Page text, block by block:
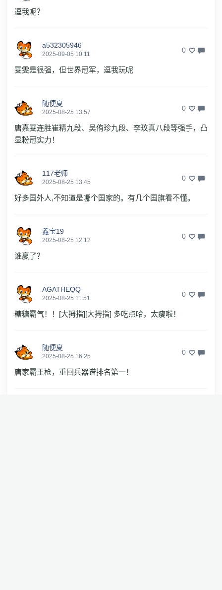
逗我呢？
a532305946
2025-09-05 10:11 0
雯雯是很强，但世界冠军，逗我玩呢
随便夏
2025-08-25 13:57 0
唐嘉雯连胜崔精九段、吴侑珍九段、李玟真八段等强手，凸
显粉冠实力！
117老师
2025-08-25 13:45 0
好多国外人,不知道是哪个国家的。有几个国旗看不懂。
鑫宝19
2025-08-25 12:12 0
谁赢了？
AGATHEQQ
2025-08-25 11:51 0
糖糖霸气！！[大拇指][大拇指] 多吃点哈，太瘦啦！
随便夏
2025-08-25 16:25 0
唐家霸王枪，重回兵器谱排名第一！